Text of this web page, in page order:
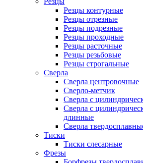
Резцы контурные
Резцы отрезные
Резцы подрезные
Резцы проходные
Резцы расточные
Резцы резьбовые
Резцы строгальные
Сверла
Сверла центровочные
Сверло-метчик
Сверла с
Сверла с
длинные
Сверла
Тиски
Тиски слесарные
Фрезы